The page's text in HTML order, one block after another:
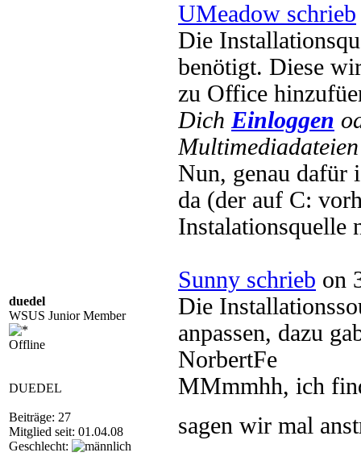
duedel
WSUS Junior Member
Offline
DUEDEL
Beiträge: 27
Mitglied seit: 01.04.08
Geschlecht:
UMeadow schrieb
Die
benötigt. Diese
zu Office
Dich Einloggen
Nun, genau dafür
da (der auf C:
Instalationsquelle
Sunny schrieb on
Die
anpassen, dazu
NorbertFe
MMmmhh, ich
sagen wir mal